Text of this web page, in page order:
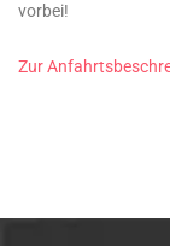
vorbei!
Zur